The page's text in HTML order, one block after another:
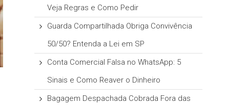
Veja Regras e Como Pedir
Guarda Compartilhada Obriga Convivência
50/50? Entenda a Lei em SP
Conta Comercial Falsa no WhatsApp: 5
Sinais e Como Reaver o Dinheiro
Bagagem Despachada Cobrada Fora das